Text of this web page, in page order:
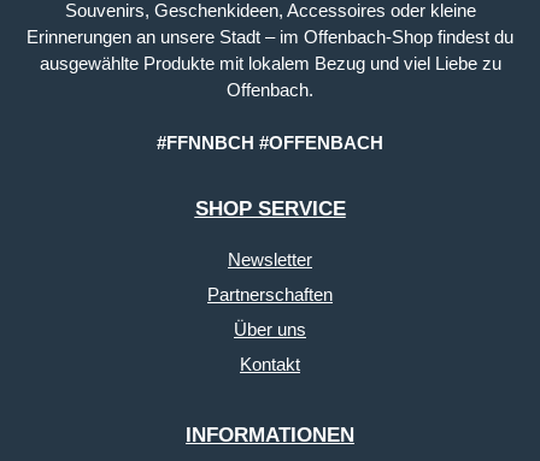
Souvenirs, Geschenkideen, Accessoires oder kleine
Erinnerungen an unsere Stadt – im Offenbach-Shop findest du
ausgewählte Produkte mit lokalem Bezug und viel Liebe zu
Offenbach.
#FFNNBCH #OFFENBACH
SHOP SERVICE
Newsletter
Partnerschaften
Über uns
Kontakt
INFORMATIONEN